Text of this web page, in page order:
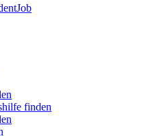
finden